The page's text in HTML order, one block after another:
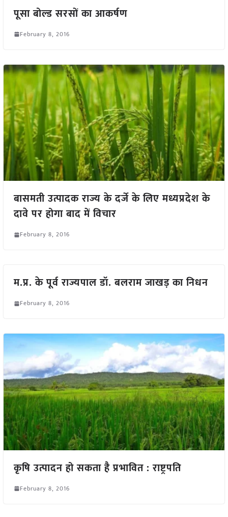
पूसा बोल्ड सरसों का आकर्षण
February 8, 2016
बासमती उत्पादक राज्य के दर्जे के लिए मध्यप्रदेश के
दावे पर होगा बाद में विचार
February 8, 2016
म.प्र. के पूर्व राज्यपाल डॉ. बलराम जाखड़ का निधन
February 8, 2016
कृषि उत्पादन हो सकता है प्रभावित : राष्ट्रपति
February 8, 2016